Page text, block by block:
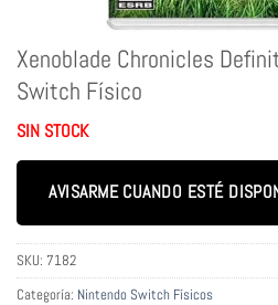
Xenoblade Chronicles
Switch Físico
SIN STOCK
AVISARME CUANDO ESTÉ
SKU: 7182
Categoría: Nintendo Switch Físicos